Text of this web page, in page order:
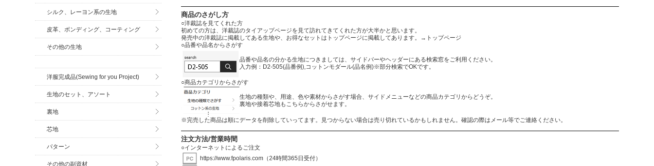
商品のさがし方
○洋裁誌を見てくれた方
初めての方は、洋裁誌のタイアップページを見て訪れてきてくれた方が大半かと思います。
発売中の洋裁誌に掲載してある生地や、お得なセットはトップページに掲載してあります。
→トップページ
○品番や品名からさがす
品番や品名の分かる生地につきましては、サイドバーやヘッダーにある検索窓をご利用ください。
入力例：D2-505(品番例),コットンモダール(品名例)※部分検索でOKです。
○商品カテゴリからさがす
生地の種類や、用途、色や素材からさがす場合、サイドメニューなどの商品カテゴリからどうぞ。
裏地や接着芯地もこちらからさがせます。
※完売した商品は順にデータを削除していってます。見つからない場合は売り切れているかもしれません。確認の際はメール等でご連絡ください。
注文方法/営業時間
○インターネットによるご注文
https://www.fpolaris.com （24時間365日受付）
シルク、レーヨン系の生地
皮革、ボンディング、コーティング
その他の生地
洋服完成品(Sewing for you Project)
生地のセット、アソート
裏地
芯地
パターン
その他の副資材